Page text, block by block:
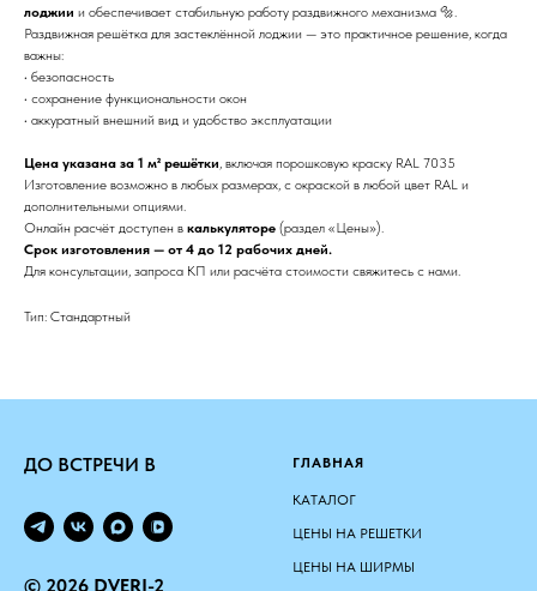
лоджии и обеспечивает стабильную работу раздвижного механизма 🔩.
Раздвижная решётка для застеклённой лоджии — это практичное решение, когда
важны:
• безопасность
• сохранение функциональности окон
• аккуратный внешний вид и удобство эксплуатации
Цена указана за 1 м² решётки, включая порошковую краску RAL 7035
Изготовление возможно в любых размерах, с окраской в любой цвет RAL и
дополнительными опциями.
Онлайн расчёт доступен в калькуляторе (раздел «Цены»).
Срок изготовления — от 4 до 12 рабочих дней.
Для консультации, запроса КП или расчёта стоимости свяжитесь с нами.
Тип: Стандартный
ДО ВСТРЕЧИ В
© 2026 DVERI-2
ГЛАВНАЯ
КАТАЛОГ
ЦЕНЫ НА РЕШЕТКИ
ЦЕНЫ НА ШИРМЫ